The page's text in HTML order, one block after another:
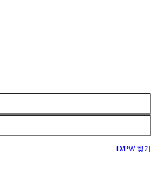
ID/PW 찾기